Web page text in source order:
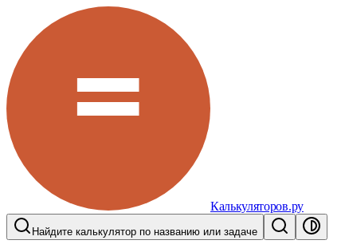
Калькуляторов.ру
Найдите калькулятор по названию или задаче